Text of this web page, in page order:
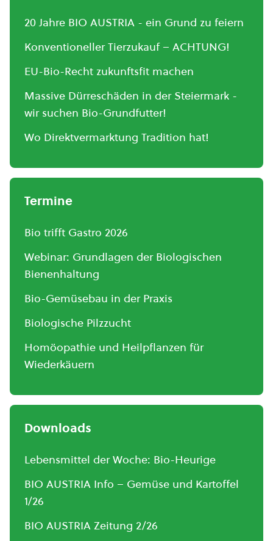
20 Jahre BIO AUSTRIA - ein Grund zu feiern
Konventioneller Tierzukauf – ACHTUNG!
EU-Bio-Recht zukunftsfit machen
Massive Dürreschäden in der Steiermark -
wir suchen Bio-Grundfutter!
Wo Direktvermarktung Tradition hat!
Termine
Bio trifft Gastro 2026
Webinar: Grundlagen der Biologischen
Bienenhaltung
Bio-Gemüsebau in der Praxis
Biologische Pilzzucht
Homöopathie und Heilpflanzen für
Wiederkäuern
Downloads
Lebensmittel der Woche: Bio-Heurige
BIO AUSTRIA Info – Gemüse und Kartoffel
1/26
BIO AUSTRIA Zeitung 2/26